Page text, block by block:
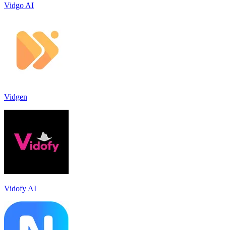
Vidgo AI
Vidgen
Vidofy AI